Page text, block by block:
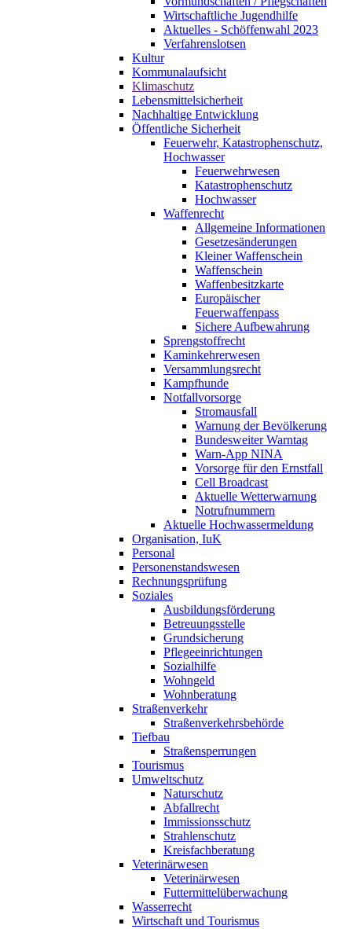
Wirtschaftliche Jugendhilfe
Aktuelles - Schöffenwahl 2023
Verfahrenslotsen
Kultur
Kommunalaufsicht
Klimaschutz
Lebensmittelsicherheit
Nachhaltige Entwicklung
Öffentliche Sicherheit
Feuerwehr, Katastrophenschutz,
Hochwasser
Feuerwehrwesen
Katastrophenschutz
Hochwasser
Waffenrecht
Allgemeine Informationen
Gesetzesänderungen
Kleiner Waffenschein
Waffenschein
Waffenbesitzkarte
Europäischer
Feuerwaffenpass
Sichere Aufbewahrung
Sprengstoffrecht
Kaminkehrerwesen
Versammlungsrecht
Kampfhunde
Notfallvorsorge
Stromausfall
Warnung der Bevölkerung
Bundesweiter Warntag
Warn-App NINA
Vorsorge für den Ernstfall
Cell Broadcast
Aktuelle Wetterwarnung
Notrufnummern
Aktuelle Hochwassermeldung
Organisation, IuK
Personal
Personenstandswesen
Rechnungsprüfung
Soziales
Ausbildungsförderung
Betreuungsstelle
Grundsicherung
Pflegeeinrichtungen
Sozialhilfe
Wohngeld
Wohnberatung
Straßenverkehr
Straßenverkehrsbehörde
Tiefbau
Straßensperrungen
Tourismus
Umweltschutz
Naturschutz
Abfallrecht
Immissionsschutz
Strahlenschutz
Kreisfachberatung
Veterinärwesen
Veterinärwesen
Futtermittelüberwachung
Wasserrecht
Wirtschaft und Tourismus